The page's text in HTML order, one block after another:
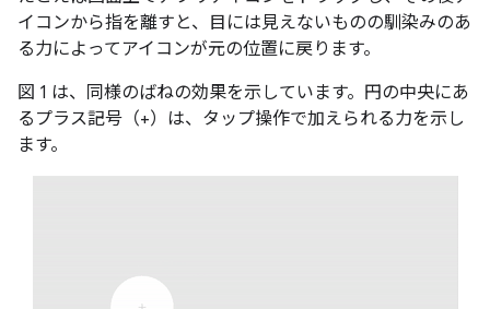
イコンから指を離すと、目には見えないものの馴染みのあ
る力によってアイコンが元の位置に戻ります。
図 1 は、同様のばねの効果を示しています。円の中央にあ
るプラス記号（+）は、タップ操作で加えられる力を示し
ます。